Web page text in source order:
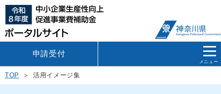
申請受付
メニュー
TOP 活用イメージ集